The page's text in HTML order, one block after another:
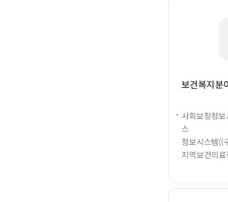
보건복지분
사회보장정
스
정보시스템((
지역보건의